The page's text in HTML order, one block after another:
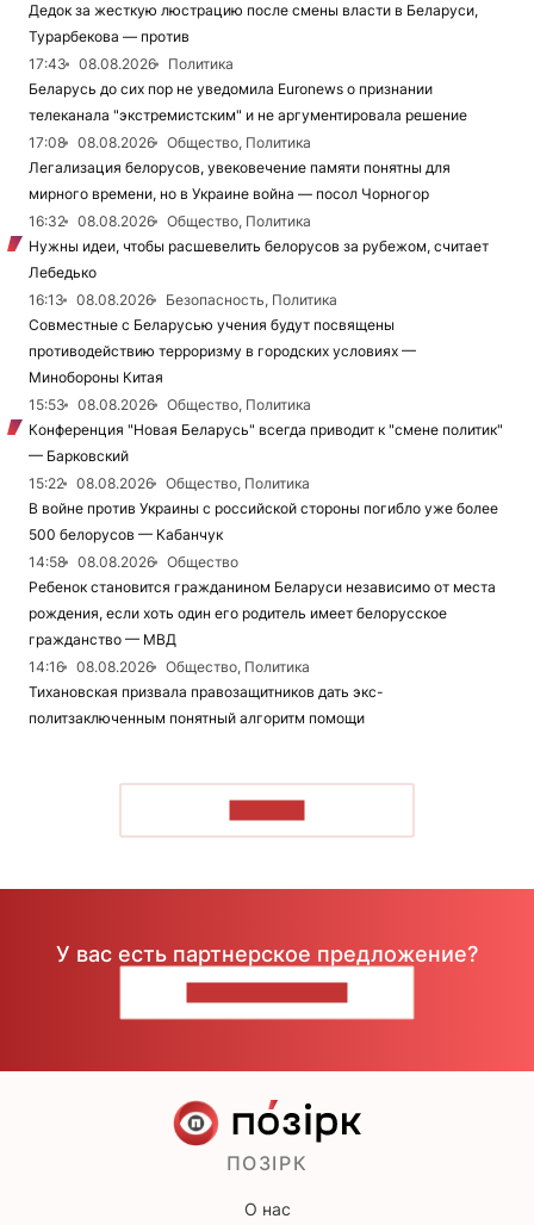
Дедок за жесткую люстрацию после смены власти в Беларуси,
Турарбекова — против
17:43
08.08.2026
Политика
Беларусь до сих пор не уведомила Euronews о признании
телеканала "экстремистским" и не аргументировала решение
17:08
08.08.2026
Общество, Политика
Легализация белорусов, увековечение памяти понятны для
мирного времени, но в Украине война — посол Чорногор
16:32
08.08.2026
Общество, Политика
Нужны идеи, чтобы расшевелить белорусов за рубежом, считает
Лебедько
16:13
08.08.2026
Безопасность, Политика
Совместные с Беларусью учения будут посвящены
противодействию терроризму в городских условиях —
Минобороны Китая
15:53
08.08.2026
Общество, Политика
Конференция "Новая Беларусь" всегда приводит к "смене политик"
— Барковский
15:22
08.08.2026
Общество, Политика
В войне против Украины с российской стороны погибло уже более
500 белорусов — Кабанчук
14:58
08.08.2026
Общество
Ребенок становится гражданином Беларуси независимо от места
рождения, если хоть один его родитель имеет белорусское
гражданство — МВД
14:16
08.08.2026
Общество, Политика
Тихановская призвала правозащитников дать экс-
политзаключенным понятный алгоритм помощи
У вас есть партнерское предложение?
ПОЗІРК
О нас